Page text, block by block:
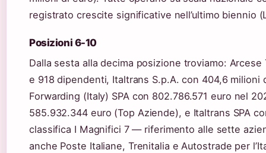
registrato crescite significative nell’ultimo biennio
Posizioni 6-10
Dalla sesta alla decima posizione troviamo:
e 918 dipendenti, Italtrans S.p.A. con 404,6 milioni
Forwarding (Italy) SPA con 802.786.571 euro nel
585.932.344 euro (Top Aziende), e Italtrans SPA
classifica I Magnifici 7 — riferimento alle sette
anche Poste Italiane, Trenitalia e Autostrade per